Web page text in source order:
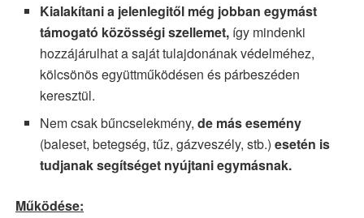
Kialakítani a jelenlegitől még jobban egymást
támogató közösségi szellemet, így mindenki
hozzájárulhat a saját tulajdonának védelméhez,
kölcsönös együttműködésen és párbeszéden
keresztül.
Nem csak bűncselekmény,de más esemény
(baleset, betegség, tűz, gázveszély, stb.) esetén is
tudjanak segítséget nyújtani egymásnak.
Működése: